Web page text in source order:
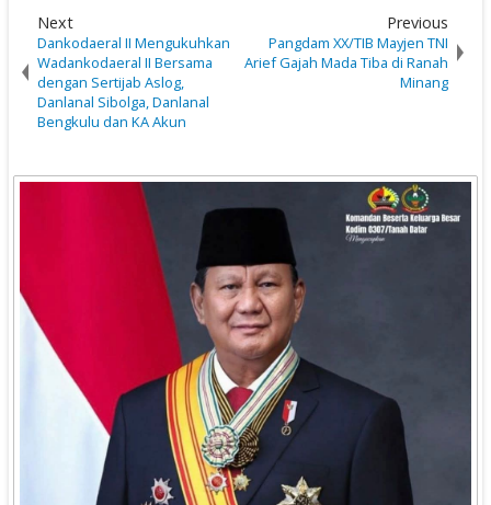
Next
Dankodaeral II Mengukuhkan
Wadankodaeral II Bersama
dengan Sertijab Aslog,
Danlanal Sibolga, Danlanal
Bengkulu dan KA Akun
Previous
Pangdam XX/TIB Mayjen TNI
Arief Gajah Mada Tiba di Ranah
Minang